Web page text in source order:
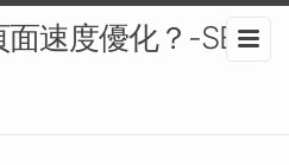
速度優化？-SEO